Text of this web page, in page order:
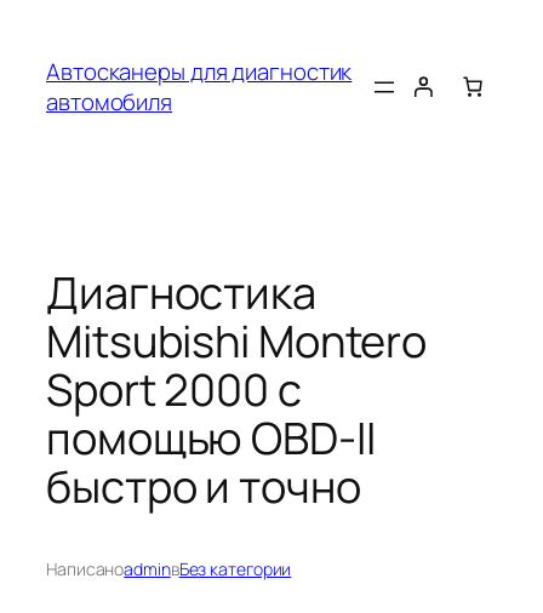
содержимому
Автосканеры для диагностик
автомобиля
Диагностика
Mitsubishi Montero
Sport 2000 с
помощью OBD-II
быстро и точно
НаписаноadminвБез категории